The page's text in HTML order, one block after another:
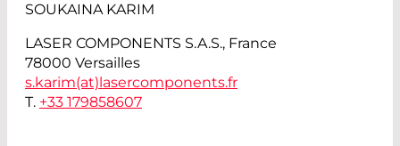
SOUKAINA KARIM
LASER COMPONENTS S.A.S., France
78000 Versailles
s.karim(at) lasercomponents.fr
T. +33 179858607